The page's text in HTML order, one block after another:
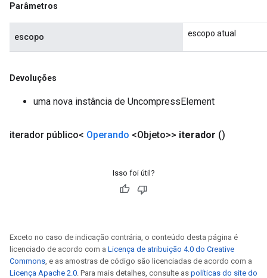
Parâmetros
escopo escopo atual
Devoluções
uma nova instância de UncompressElement
iterador público< Operando <Objeto>> iterador ()
Isso foi útil?
Exceto no caso de indicação contrária, o conteúdo desta página é
licenciado de acordo com a Licença de atribuição 4.0 do Creative
Commons, e as amostras de código são licenciadas de acordo com a
Licença Apache 2.0. Para mais detalhes, consulte as políticas do site do